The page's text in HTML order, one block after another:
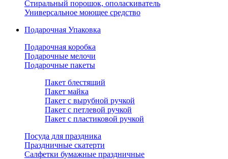
Стиральный порошок, ополаскиватель
Универсальное моющее средство
Подарочная Упаковка
Подарочная коробка
Подарочные мелочи
Подарочные пакеты
Пакет блестящий
Пакет майка
Пакет с вырубной ручкой
Пакет с петлевой ручкой
Пакет с пластиковой ручкой
Посуда для праздника
Праздничные скатерти
Салфетки бумажные праздничные